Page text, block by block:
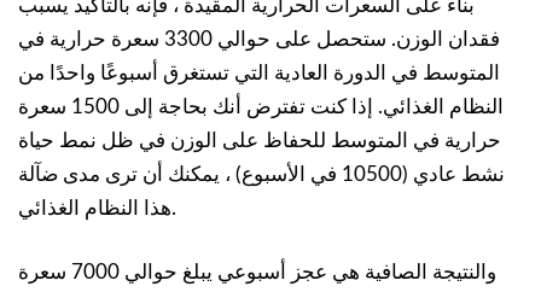
بناءً على السعرات الحرارية المقيدة ، فإنه بالتأكيد يسبب
فقدان الوزن. ستحصل على حوالي 3300 سعرة حرارية في
المتوسط في الدورة العادية التي تستغرق أسبوعًا واحدًا من
النظام الغذائي. إذا كنت تفترض أنك بحاجة إلى 1500 سعرة
حرارية في المتوسط للحفاظ على الوزن في ظل نمط حياة
نشط عادي (10500 في الأسبوع) ، يمكنك أن ترى مدى ضآلة
هذا النظام الغذائي.
والنتيجة الصافية هي عجز أسبوعي يبلغ حوالي 7000 سعرة